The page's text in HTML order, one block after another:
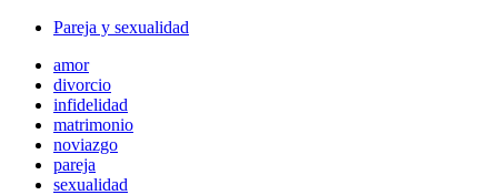
Pareja y sexualidad
amor
divorcio
infidelidad
matrimonio
noviazgo
pareja
sexualidad